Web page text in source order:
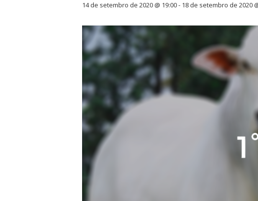
14 de setembro de 2020 @ 19:00- 18 de setembro de 2020